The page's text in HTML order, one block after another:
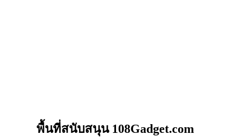
พื้นที่สนับสนุน 108Gadget.com